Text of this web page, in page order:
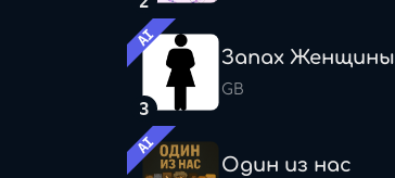
3
Запах Женщины
GB
AI
Один из нас
AI